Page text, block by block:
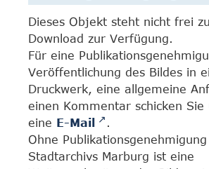
Dieses Objekt steht nicht frei
Download zur Verfügung.
Für eine
Veröffentlichung des Bildes in
Druckwerk, eine allgemeine
einen Kommentar schicken Sie
eine E-Mail
.
Ohne
Stadtarchivs Marburg ist eine